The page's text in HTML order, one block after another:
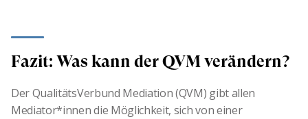
Fazit: Was kann der QVM verändern?
Der QualitätsVerbund Mediation (QVM) gibt allen
Mediator*innen die Möglichkeit, sich von einer